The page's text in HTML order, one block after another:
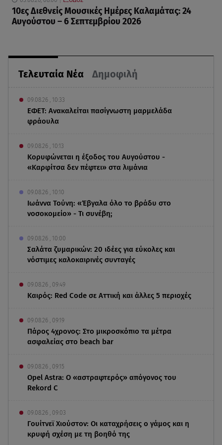
Τελευταία Νέα Δημοφιλή
09.08.26 , 10:33
ΕΦΕΤ: Ανακαλείται πασίγνωστη μαρμελάδα
φράουλα
09.08.26 , 10:13
Κορυφώνεται η έξοδος του Αυγούστου -
«Καρφίτσα δεν πέφτει» στα λιμάνια
09.08.26 , 10:10
Ιωάννα Τούνη: «Έβγαλα όλο το βράδυ στο
νοσοκομείο» - Τι συνέβη;
09.08.26 , 10:00
Σαλάτα ζυμαρικών: 20 ιδέες για εύκολες και
νόστιμες καλοκαιρινές συνταγές
09.08.26 , 09:49
Καιρός: Red Code σε Αττική και άλλες 5 περιοχές
09.08.26 , 09:19
Πάρος 4χρονος: Στο μικροσκόπιο τα μέτρα
ασφαλείας στο beach bar
09.08.26 , 09:15
Opel Astra: Ο «αστραφτερός» απόγονος του
Rekord C
09.08.26 , 09:03
Γουίτνεϊ Χιούστον: Οι καταχρήσεις ο γάμος και η
κρυφή σχέση με τη βοηθό της
10ες Διεθνείς Μουσικές Ημέρες Καλαμάτας: 24
Αυγούστου – 6 Σεπτεμβρίου 2026